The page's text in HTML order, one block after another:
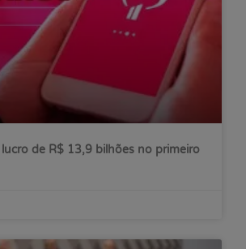
lucro de R$ 13,9 bilhões no primeiro